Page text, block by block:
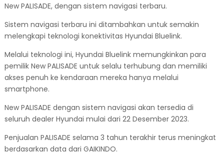
New PALISADE, dengan sistem navigasi terbaru.
Sistem navigasi terbaru ini ditambahkan untuk semakin
melengkapi teknologi konektivitas Hyundai Bluelink.
Melalui teknologi ini, Hyundai Bluelink memungkinkan para
pemilik New PALISADE untuk selalu terhubung dan memiliki
akses penuh ke kendaraan mereka hanya melalui
smartphone.
New PALISADE dengan sistem navigasi akan tersedia di
seluruh dealer Hyundai mulai dari 22 Desember 2023.
Penjualan PALISADE selama 3 tahun terakhir terus meningkat
berdasarkan data dari GAIKINDO.